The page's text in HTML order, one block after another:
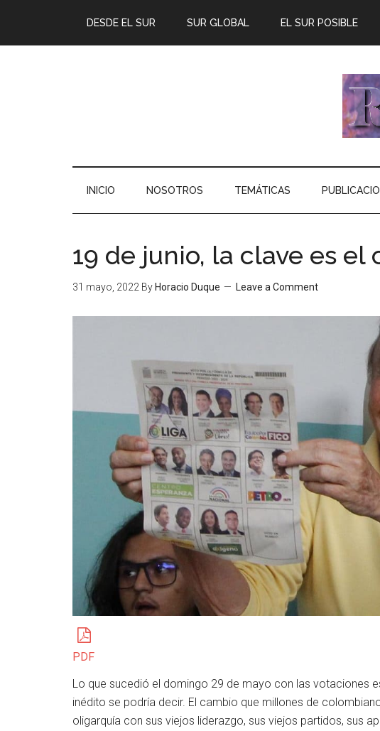
DESDE EL SUR SUR GLOBAL EL SUR POSIBLE
INICIO NOSOTROS TEMÁTICAS
19 de junio, la clave es el
31 mayo, 2022 By Horacio Duque Leave a Comment
PDF
Lo que sucedió el domingo 29 de mayo con las votaciones
inédito se podría decir. El cambio que millones de
oligarquía con sus viejos liderazgo, sus viejos partidos, sus